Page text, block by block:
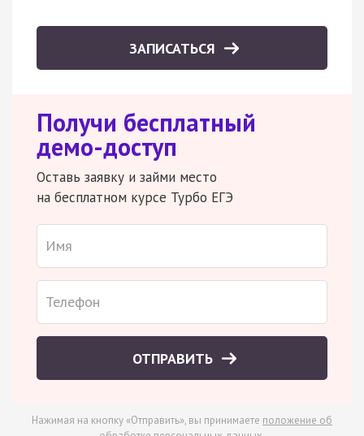
ЗАПИСАТЬСЯ
Получи бесплатный
демо-доступ
Оставь заявку и займи место
на бесплатном курсе Турбо ЕГЭ
ОТПРАВИТЬ
Нажимая на кнопку «Отправить», вы принимаете положение об